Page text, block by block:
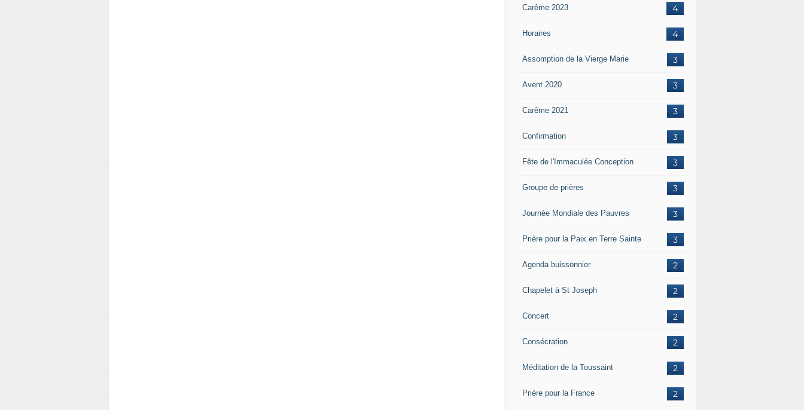
4
Carême 2023
4
Horaires
3
Assomption de la Vierge Marie
3
Avent 2020
3
Carême 2021
3
Confirmation
3
Fête de l'Immaculée Conception
3
Groupe de prières
3
Journée Mondiale des Pauvres
3
Prière pour la Paix en Terre Sainte
2
Agenda buissonnier
2
Chapelet à St Joseph
2
Concert
2
Consécration
2
Méditation de la Toussaint
2
Prière pour la France